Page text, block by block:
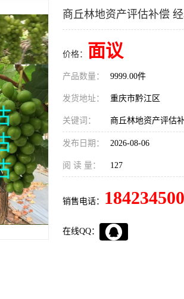
商丘林地资产评估补偿
价格： 面议
产品数量： 9999.00件
发货地址： 重庆市黔江区
关键词： 商丘林地资产评估
发布日期： 2026-08-06
阅 读 量： 127
销售电话：
在线QQ：